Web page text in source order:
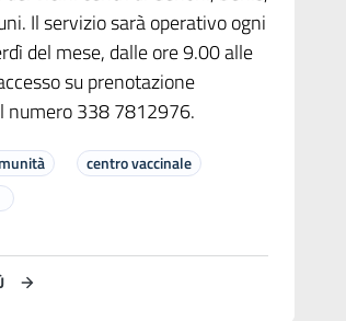
Il servizio sarà operativo ogni
del mese, dalle ore 9.00 alle
su prenotazione
numero 338 7812976.
centro vaccinale